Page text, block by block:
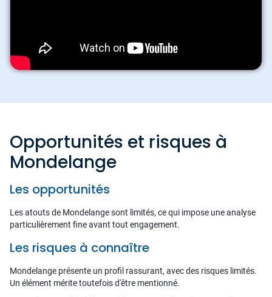
Opportunités et risques à
Mondelange
Les opportunités
Les atouts de Mondelange sont limités, ce qui impose une analyse
particulièrement fine avant tout engagement.
Les risques à connaître
Mondelange présente un profil rassurant, avec des risques limités.
Un élément mérite toutefois d'être mentionné.